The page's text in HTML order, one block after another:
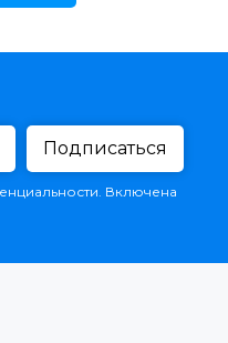
Подписаться
Включена